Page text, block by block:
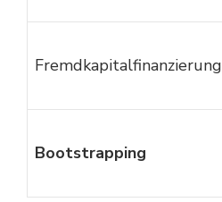
Fremdkapitalfinanzierung
Bootstrapping